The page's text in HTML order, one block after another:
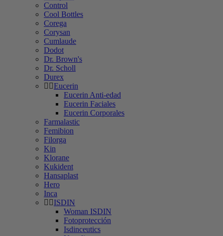
Control
Cool Bottles
Corega
Corysan
Cumlaude
Dodot
Dr. Brown's
Dr. Scholl
Durex
Eucerin
Eucerin Anti-edad
Eucerin Faciales
Eucerin Corporales
Farmalastic
Femibion
Filorga
Kin
Klorane
Kukident
Hansaplast
Hero
Inca
ISDIN
Woman ISDIN
Fotoprotección
Isdinceutics